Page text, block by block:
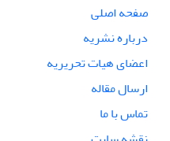
صفحه اصلی
درباره نشریه
اعضای هیات تحریریه
ارسال مقاله
تماس با ما